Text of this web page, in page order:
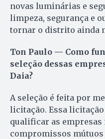
novas luminárias e
limpeza, segurança e
tornar o distrito ainda
Ton Paulo — Como
seleção dessas
Daia?
A seleção é feita por
licitação. Essa
qualificar as empresas
compromissos mútuos